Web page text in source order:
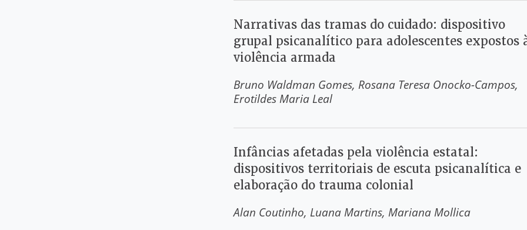
Narrativas das tramas do cuidado: dispositivo
grupal psicanalítico para adolescentes expostos
violência armada
Bruno Waldman Gomes Rosana Teresa Onocko-Campos
Erotildes Maria Leal
Infâncias afetadas pela violência estatal:
dispositivos territoriais de escuta psicanalítica e
elaboração do trauma colonial
Alan Coutinho Luana Martins Mariana Mollica